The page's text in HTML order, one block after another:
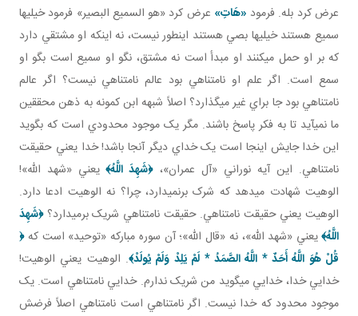
عرض کرد بله. فرمود «هَاتِ» عرض کرد «هو السميع البصير» فرمود خيلي ها
سميع هستند خيلي ها بصي هستند اين طور نيست، نه اينکه او مشتقي دارد
که بر او حمل می­کنند او مبدأ است نه مشتق، نگو او سميع است بگو او
سمع است. اگر علم او نامتناهي بود عالم نامتناهي نيست؟ اگر عالم
نامتناهي بود جا براي غير مي گذارد؟ اصلاً شبهه ابن کمونه به ذهن محققين
ما نمي آيد تا به فکر پاسخ باشند. مگر يک موجود محدودي است که بگويد
اين خدا جايش اينجا است يک خداي ديگر آنجا باشد! خدا يعني حقيقت
نامتناهي. اين آيه نوراني «آل عمران»،﴿شَهِدَ اللَّهُ﴾ يعني «شهد الله»!
الوهيت شهادت مي دهد که شرک برنمي دارد، چرا؟ نه الوهيت ادعا دارد.
الوهيت يعني حقيقت نامتناهي. حقيقت نامتناهي شريک برمي دارد؟﴿شَهِدَ
اللَّهُ﴾يعني «شهد الله»، نه «قال الله»؛ آن سوره مبارکه «توحيد» است که﴿
قُلْ هُوَ اللَّهُ أَحَدٌ * اللَّهُ الصَّمَدُ * لَمْ يَلِدْ وَلَمْ يُولَدْ﴾. الوهيت يعني الوهيت!
خدايي خدا، خدايي مي گويد من شريک ندارم. خدايي نامتناهي است. يک
موجود محدود که خدا نيست. اگر نامتناهي است نامتناهي اصلاً فرضش